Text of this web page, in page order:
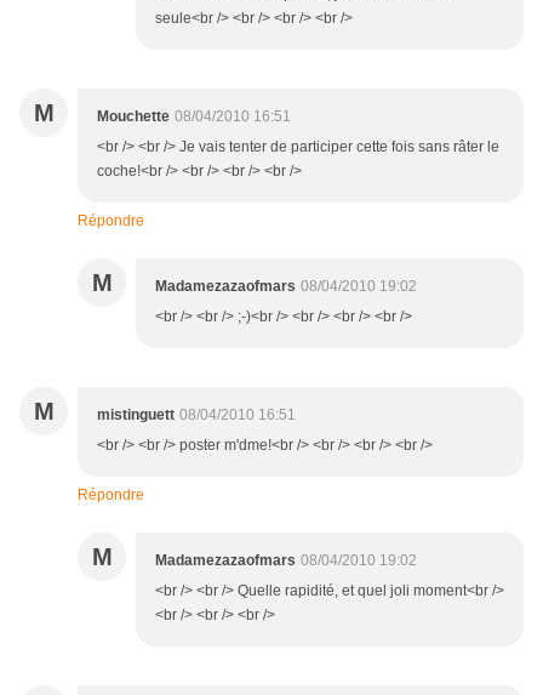
seule<br /> <br /> <br /> <br />
M Mouchette 08/04/2010 16:51
<br /> <br /> Je vais tenter de participer cette fois sans râter le
coche!<br /> <br /> <br /> <br />
Répondre
M Madamezazaofmars 08/04/2010 19:02
<br /> <br /> ;-)<br /> <br /> <br /> <br />
M mistinguett 08/04/2010 16:51
<br /> <br /> poster m'dme!<br /> <br /> <br /> <br />
Répondre
M Madamezazaofmars 08/04/2010 19:02
<br /> <br /> Quelle rapidité, et quel joli moment<br />
<br /> <br /> <br />